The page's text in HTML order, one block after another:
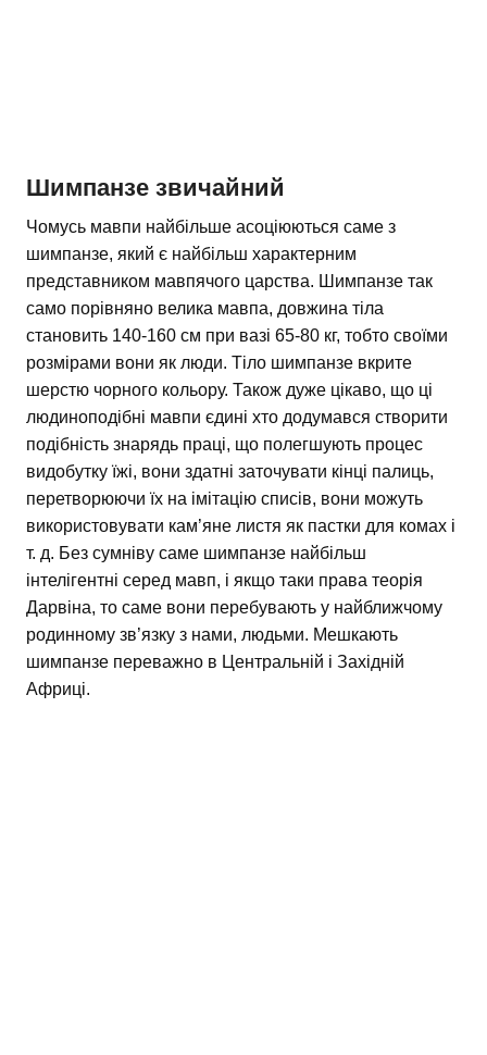
Шимпанзе звичайний
Чомусь мавпи найбільше асоціюються саме з
шимпанзе, який є найбільш характерним
представником мавпячого царства. Шимпанзе так
само порівняно велика мавпа, довжина тіла
становить 140-160 см при вазі 65-80 кг, тобто своїми
розмірами вони як люди. Тіло шимпанзе вкрите
шерстю чорного кольору. Також дуже цікаво, що ці
людиноподібні мавпи єдині хто додумався створити
подібність знарядь праці, що полегшують процес
видобутку їжі, вони здатні заточувати кінці палиць,
перетворюючи їх на імітацію списів, вони можуть
використовувати кам’яне листя як пастки для комах і
т. д. Без сумніву саме шимпанзе найбільш
інтелігентні серед мавп, і якщо таки права теорія
Дарвіна, то саме вони перебувають у найближчому
родинному зв’язку з нами, людьми. Мешкають
шимпанзе переважно в Центральній і Західній
Африці.